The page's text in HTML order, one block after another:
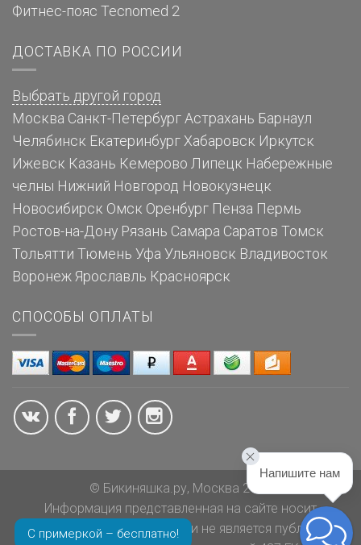
Фитнес-пояс Tecnomed 2
ДОСТАВКА ПО РОССИИ
Выбрать другой город
Москва Санкт-Петербург Астрахань Барнаул
Челябинск Екатеринбург Хабаровск Иркутск
Ижевск Казань Кемерово Липецк Набережные
челны Нижний Новгород Новокузнецк
Новосибирск Омск Оренбург Пенза Пермь
Ростов-на-Дону Рязань Самара Саратов Томск
Тольятти Тюмень Уфа Ульяновск Владивосток
Воронеж Ярославль Красноярск
СПОСОБЫ ОПЛАТЫ
С примеркой – бесплатно!
© Бикиняшка.ру, Москва 2026
Информация представленная на сайте носит
ознакомительный характер и не является публичной
Напишите нам